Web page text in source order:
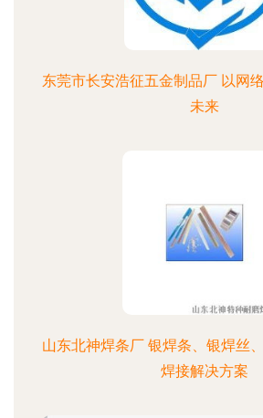
东莞市长安浩征五金制品厂 以网
未来
山东北神焊条厂 银焊条、银焊丝
焊接解决方案